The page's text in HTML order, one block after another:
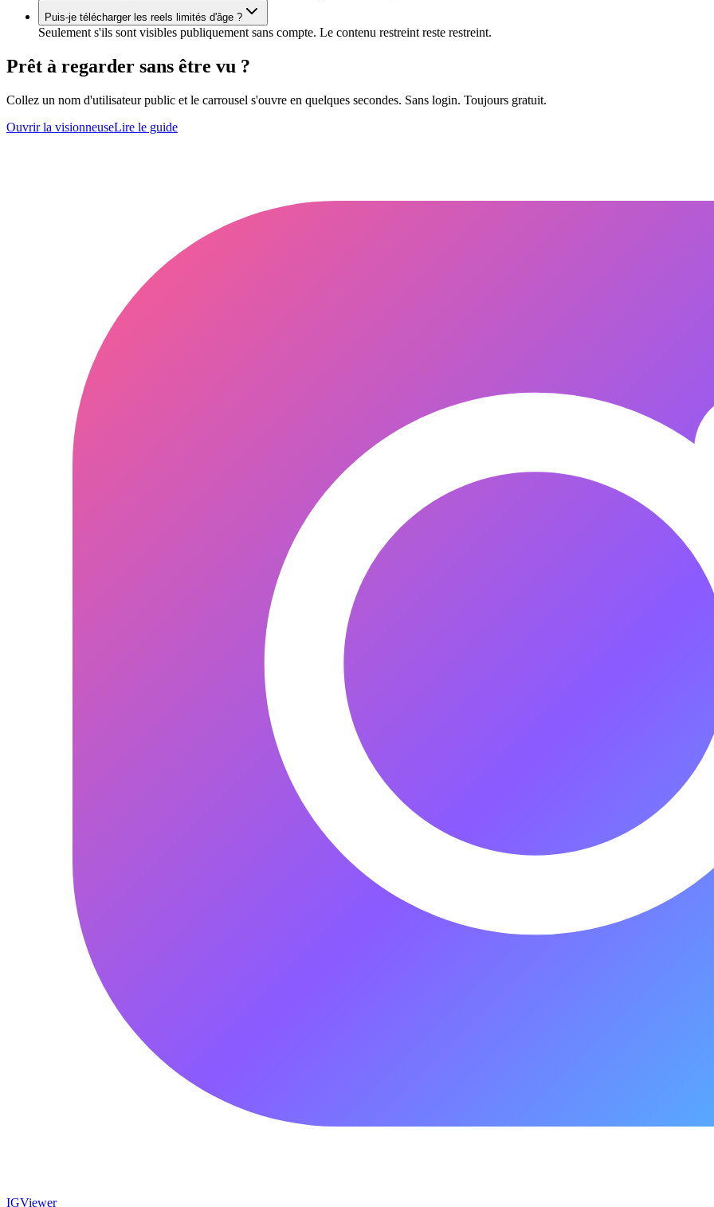
Puis-je télécharger les reels limités d'âge ?
Seulement s'ils sont visibles publiquement sans compte. Le contenu restreint reste restreint.
Prêt à regarder sans être vu ?
Collez un nom d'utilisateur public et le carrousel s'ouvre en quelques secondes. Sans login. Toujours gratuit.
Ouvrir la visionneuseLire le guide
IGViewer